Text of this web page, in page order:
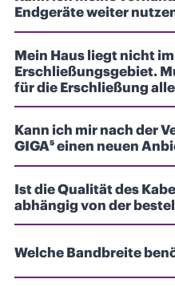
Endgeräte weiter
Mein Haus liegt nicht im
Erschließungsgebiet.
für die Erschließung
Kann ich mir nach der
GIGA⁵ einen neuen
Ist die Qualität des
abhängig von der
Welche Bandbreite